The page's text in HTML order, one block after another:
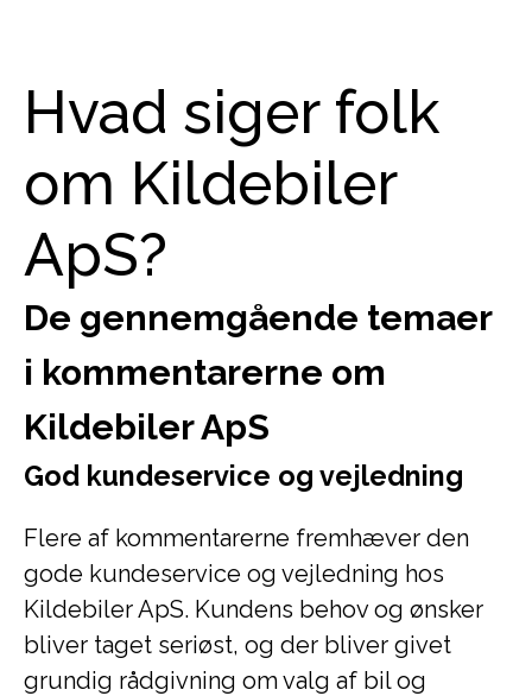
Hvad siger folk
om Kildebiler
ApS?
De gennemgående temaer
i kommentarerne om
Kildebiler ApS
God kundeservice og vejledning
Flere af kommentarerne fremhæver den
gode kundeservice og vejledning hos
Kildebiler ApS. Kundens behov og ønsker
bliver taget seriøst, og der bliver givet
grundig rådgivning om valg af bil og